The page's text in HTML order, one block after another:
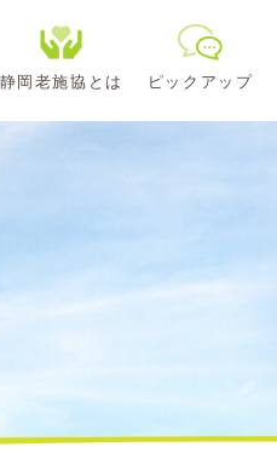
静岡老施協とは ピックアップ